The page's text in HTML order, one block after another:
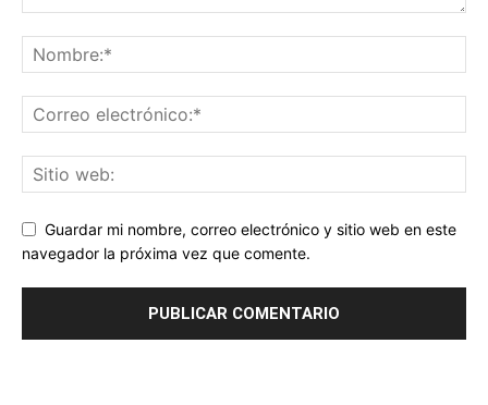
Guardar mi nombre, correo electrónico y sitio web en este
navegador la próxima vez que comente.